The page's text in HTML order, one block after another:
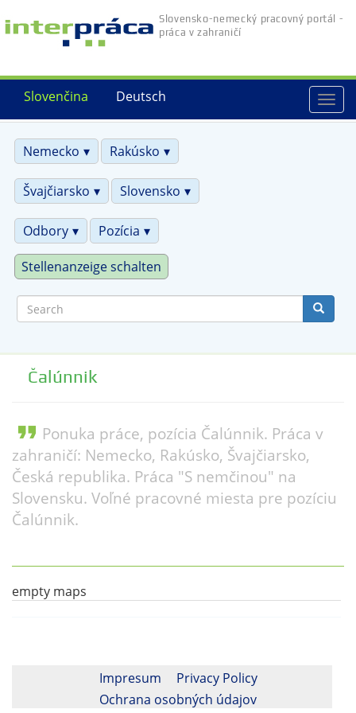
Skip
to
Deutsch
Slovenčina
Slovensko-nemecký pracovný portál -
práca v zahraničí
Nemecko
Rakúsko
Švajčiarsko Slovensko
Odbory Pozícia
Stellenanzeige schalten
Čalúnnik
format_quote Ponuka práce, pozícia Čalúnnik. Práca v
zahraničí: Nemecko, Rakúsko, Švajčiarsko,
Česká republika. Práca "S nemčinou" na
Slovensku. Voľné pracovné miesta pre pozíciu
Čalúnnik.
empty maps
Impresum
Privacy Policy
Ochrana osobných údajov